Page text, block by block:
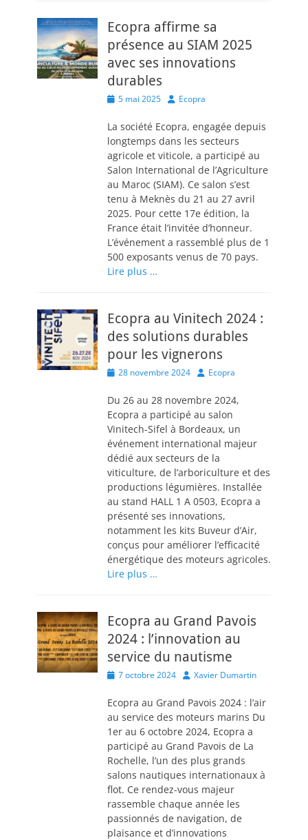
Ecopra affirme sa
présence au SIAM 2025
avec ses innovations
durables
Posted
5 mai 2025 AuthorEcopra
La société Ecopra, engagée depuis
longtemps dans les secteurs
agricole et viticole, a participé au
Salon International de l’Agriculture
au Maroc (SIAM). Ce salon s’est
tenu à Meknès du 21 au 27 avril
2025. Pour cette 17e édition, la
France était l’invitée d’honneur.
L’événement a rassemblé plus de 1
500 exposants venus de 70 pays.
Lire plus …
Ecopra au Vinitech 2024 :
des solutions durables
pour les vignerons
Posted
28 novembre 2024 AuthorEcopra
Du 26 au 28 novembre 2024,
Ecopra a participé au salon
Vinitech-Sifel à Bordeaux, un
événement international majeur
dédié aux secteurs de la
viticulture, de l’arboriculture et des
productions légumières. Installée
au stand HALL 1 A 0503, Ecopra a
présenté ses innovations,
notamment les kits Buveur d’Air,
conçus pour améliorer l’efficacité
énergétique des moteurs agricoles.
Lire plus …
Ecopra au Grand Pavois
2024 : l’innovation au
service du nautisme
Posted
7 octobre 2024 AuthorXavier Dumartin
Ecopra au Grand Pavois 2024 : l’air
au service des moteurs marins Du
1er au 6 octobre 2024, Ecopra a
participé au Grand Pavois de La
Rochelle, l’un des plus grands
salons nautiques internationaux à
flot. Ce rendez-vous majeur
rassemble chaque année les
passionnés de navigation, de
plaisance et d’innovations